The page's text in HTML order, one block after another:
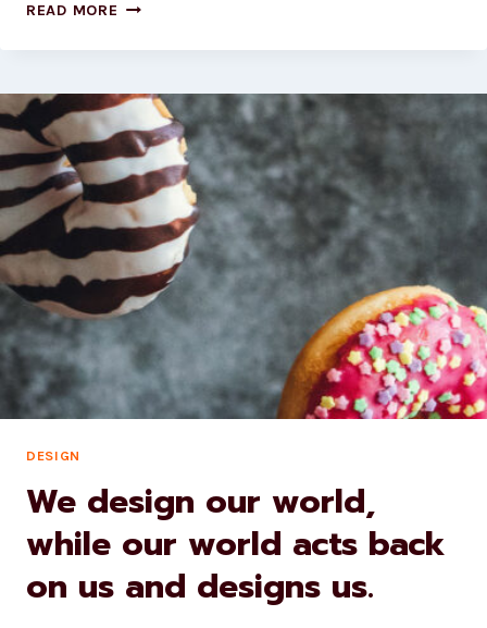
READ MORE A
IS
HORSE
DESIGNED
BY
COMMITTEE.
DESIGN
We design our world,
while our world acts back
on us and designs us.